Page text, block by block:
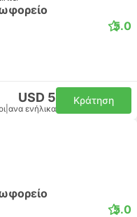
5.0
USD 5
ανα ενήλικα
Κράτηση
5.0